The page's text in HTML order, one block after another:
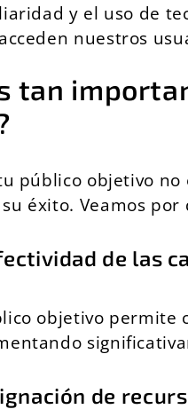
y el uso de
nuestros
tan
público objetivo
éxito. Veamos por
de las
objetivo permite
de